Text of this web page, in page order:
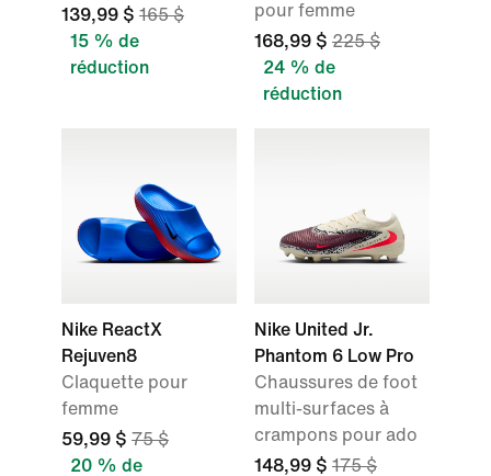
139,99 $ 165 $
15 % de
réduction
pour femme
168,99 $ 225 $
24 % de
réduction
Nike ReactX
Rejuven8
Claquette pour
femme
59,99 $ 75 $
20 % de
Nike United Jr.
Phantom 6 Low Pro
Chaussures de foot
multi-surfaces à
crampons pour ado
148,99 $ 175 $